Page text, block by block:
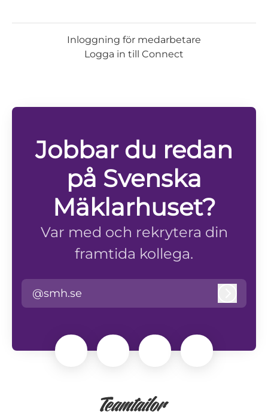
Inloggning för medarbetare
Logga in till Connect
Jobbar du redan
på Svenska
Mäklarhuset?
Var med och rekrytera din
framtida kollega.
@smh.se